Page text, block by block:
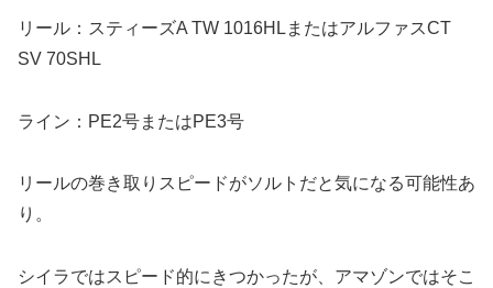
リール：スティーズA TW 1016HLまたはアルファスCT
SV 70SHL
ライン：PE2号またはPE3号
リールの巻き取りスピードがソルトだと気になる可能性あ
り。
シイラではスピード的にきつかったが、アマゾンではそこ